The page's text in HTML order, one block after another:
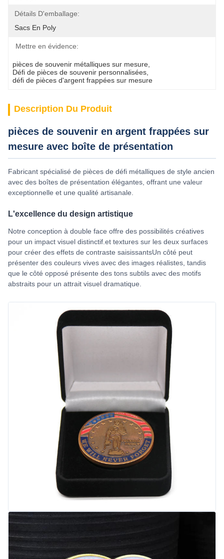
Détails D'emballage:
Sacs En Poly
Mettre en évidence:
pièces de souvenir métalliques sur mesure
Défi de pièces de souvenir personnalisées
défi de pièces d'argent frappées sur mesure
Description Du Produit
pièces de souvenir en argent frappées sur
mesure avec boîte de présentation
Fabricant spécialisé de pièces de défi métalliques de style ancien
avec des boîtes de présentation élégantes, offrant une valeur
exceptionnelle et une qualité artisanale.
L'excellence du design artistique
Notre conception à double face offre des possibilités créatives
pour un impact visuel distinctif.et textures sur les deux surfaces
pour créer des effets de contraste saisissantsUn côté peut
présenter des couleurs vives avec des images réalistes, tandis
que le côté opposé présente des tons subtils avec des motifs
abstraits pour un attrait visuel dramatique.